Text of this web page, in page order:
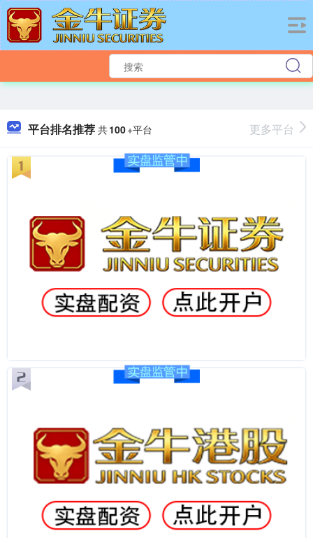
平台排名推荐 共100+平台 更多平台